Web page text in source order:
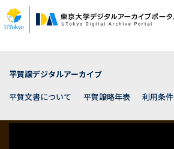
イ
ン
平賀譲デジタルアーカイブ
平賀文書について
平賀譲略年表 利用条件